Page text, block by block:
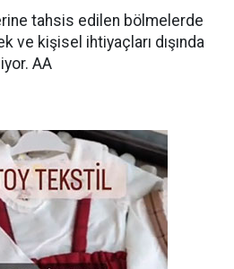
tahsis edilen bölmelerde
ve kişisel ihtiyaçları dışında
AA